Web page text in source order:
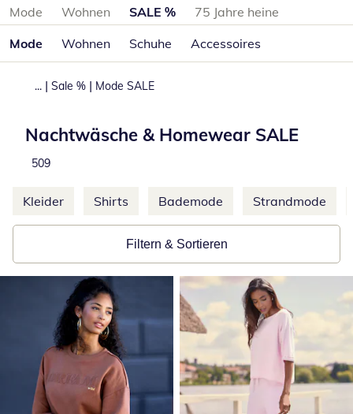
Produktkategorien überspringen
Mode Wohnen SALE %
75 Jahre heine
Mode
Wohnen Schuhe Accessoires
... | Sale % | Mode SALE
Nachtwäsche & Homewear SALE
Produkte
509
Weitere Kategorien überspringen
Kleider Shirts Bademode Strandmode
Filtern & Sortieren